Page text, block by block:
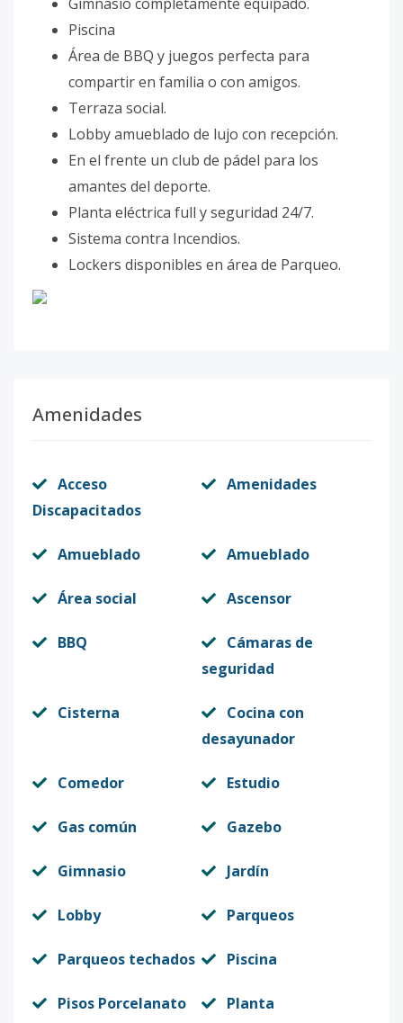
Piscina
Área de BBQ y juegos perfecta para
compartir en familia o con amigos.
Terraza social.
Lobby amueblado de lujo con recepción.
En el frente un club de pádel para los
amantes del deporte.
Planta eléctrica full y seguridad 24/7.
Sistema contra Incendios.
Lockers disponibles en área de Parqueo.
Amenidades
Acceso
Discapacitados
Amenidades
Amueblado Amueblado
Área social Ascensor
BBQ
Cámaras de
seguridad
Cisterna
Cocina con
desayunador
Comedor Estudio
Gas común Gazebo
Gimnasio Jardín
Lobby Parqueos
Parqueos techados Piscina
Pisos Porcelanato Planta